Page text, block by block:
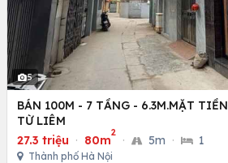
5
BÁN 100M - 7 TẦNG - 6.3M.MẶT
TỪ LIÊM
27.3 triệu · 80m
2
· 5m · 1
Thành phố Hà Nội